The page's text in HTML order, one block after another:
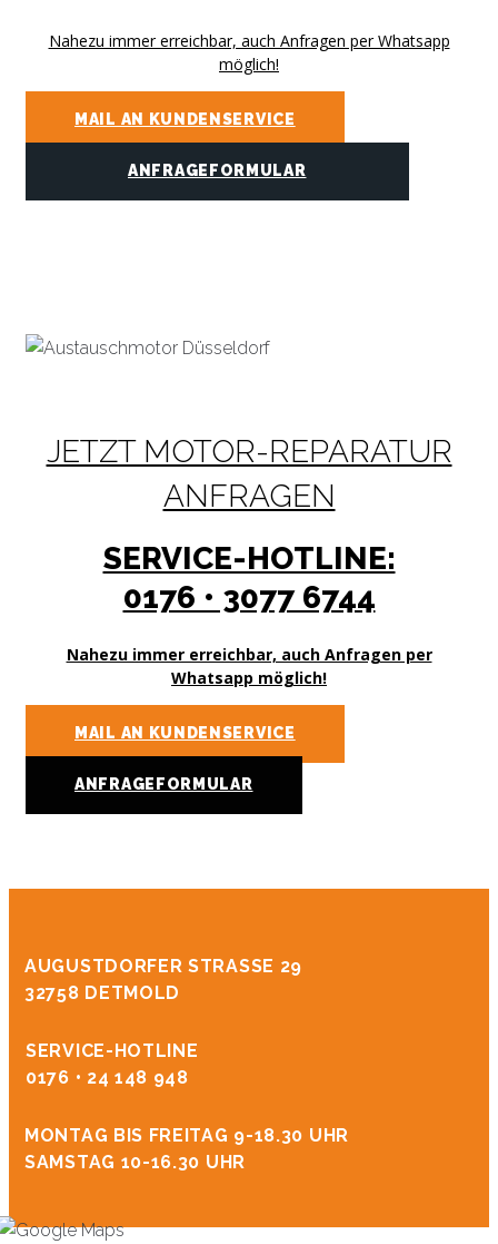
Nahezu immer erreichbar, auch Anfragen per Whatsapp
möglich!
MAIL AN KUNDENSERVICE
ANFRAGEFORMULAR
JETZT MOTOR-REPARATUR
ANFRAGEN
SERVICE-HOTLINE:
0176 • 3077 6744​
Nahezu immer erreichbar, auch Anfragen per
Whatsapp möglich!
MAIL AN KUNDENSERVICE
ANFRAGEFORMULAR
AUGUSTDORFER STRASSE 29
32758 DETMOLD
SERVICE-HOTLINE
0176 • 24 148 948
MONTAG BIS FREITAG 9-18.30 UHR
SAMSTAG 10-16.30 UHR